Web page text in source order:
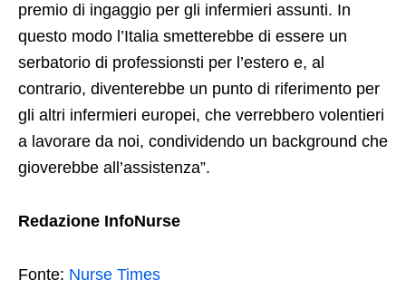
premio di ingaggio per gli infermieri assunti. In
questo modo l’Italia smetterebbe di essere un
serbatorio di professionsti per l’estero e, al
contrario, diventerebbe un punto di riferimento per
gli altri infermieri europei, che verrebbero volentieri
a lavorare da noi, condividendo un background che
gioverebbe all’assistenza”.
Redazione InfoNurse
Fonte: Nurse Times